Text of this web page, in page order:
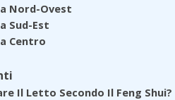
Nord-Ovest
Sud-Est
Centro
Il Letto Secondo Il Feng Shui?